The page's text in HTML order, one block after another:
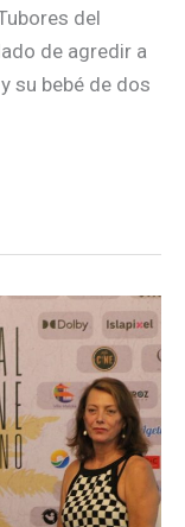
del
de agredir a
su bebé de dos